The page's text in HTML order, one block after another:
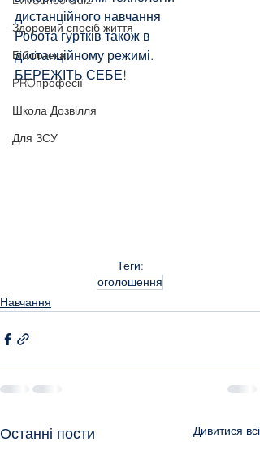
Здоровий спосіб життя
Бібліотека
PROпрофесії
Школа Дозвілля
Для ЗСУ
дистанційного навчання
Робота гуртків також в
дистанційному режимі.
БЕРЕЖІТЬ СЕБЕ!
Теги:
оголошення
Навчання
Останні пости Дивитися всі